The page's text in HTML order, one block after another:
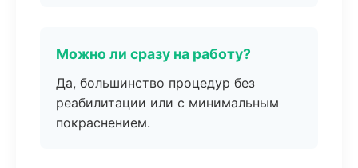
Можно ли сразу на работу?
Да, большинство процедур без
реабилитации или с минимальным
покраснением.